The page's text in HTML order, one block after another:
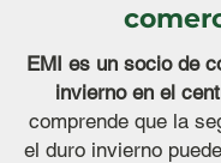
EMI es un socio de
invierno en el
comprende que la
el duro invierno